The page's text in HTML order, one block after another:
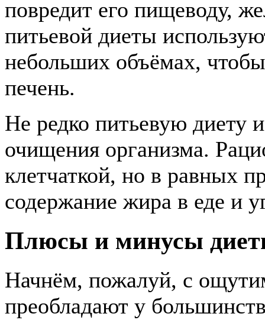
повредит его пищеводу,
питьевой диеты
небольших объёмах,
печень.
Не редко питьевую диету
очищения организма.
клетчаткой, но в равных
содержание жира в еде и
Плюсы и минусы
Начнём, пожалуй, с
преобладают у